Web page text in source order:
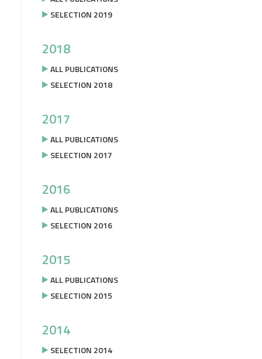
SELECTION 2019
2018
ALL PUBLICATIONS
SELECTION 2018
2017
ALL PUBLICATIONS
SELECTION 2017
2016
ALL PUBLICATIONS
SELECTION 2016
2015
ALL PUBLICATIONS
SELECTION 2015
2014
SELECTION 2014